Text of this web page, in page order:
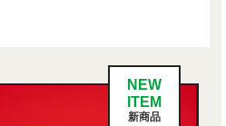
NEW
ITEM
新商品